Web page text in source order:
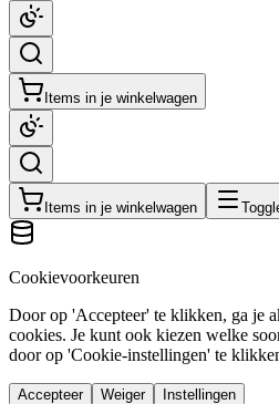
Items in je winkelwagen
Items in je winkelwagen
Cookievoorkeuren
Door op 'Accepteer' te klikken, ga je
cookies. Je kunt ook kiezen welke
door op 'Cookie-instellingen' te
Accepteer Weiger Instellingen